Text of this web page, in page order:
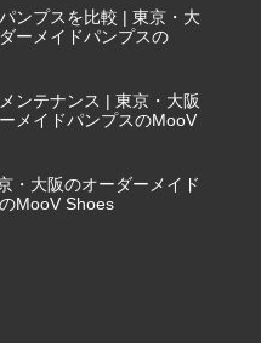
ンプスを比較 | 東京・大
ーメイドパンプスの
ンテナンス | 東京・大阪
メイドパンプスのMooV
・大阪のオーダーメイド
MooV Shoes